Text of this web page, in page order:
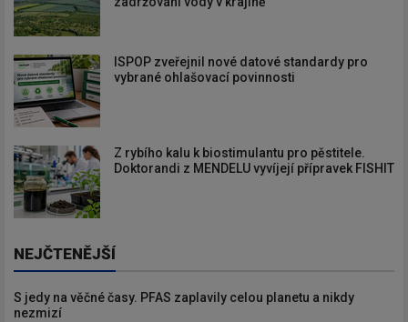
ISPOP zveřejnil nové datové standardy pro
vybrané ohlašovací povinnosti
Z rybího kalu k biostimulantu pro pěstitele.
Doktorandi z MENDELU vyvíjejí přípravek FISHIT
NEJČTENĚJŠÍ
S jedy na věčné časy. PFAS zaplavily celou planetu a nikdy
nezmizí